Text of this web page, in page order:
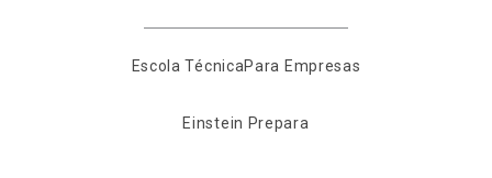
Escola TécnicaPara Empresas
Einstein Prepara